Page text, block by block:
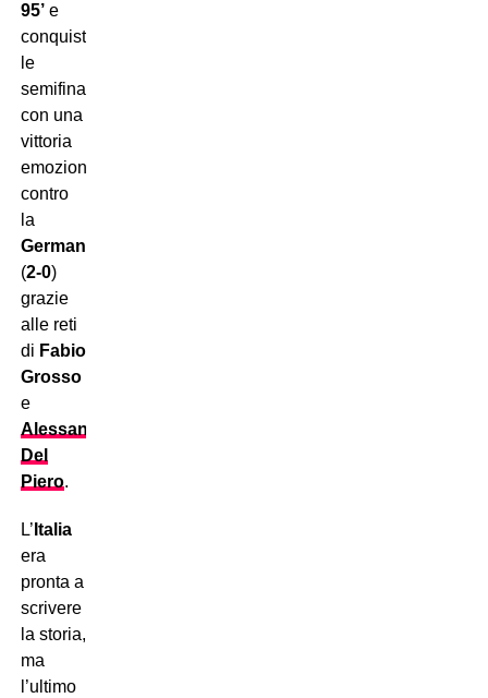
95’e
conquistarono
le
semifinali
con una
vittoria
emozionante
contro
la
Germania
(2-0)
grazie
alle reti
di Fabio
Grosso
e
Alessandro
Del
Piero.
L’ Italia
era
pronta a
scrivere
la storia,
ma
l’ultimo